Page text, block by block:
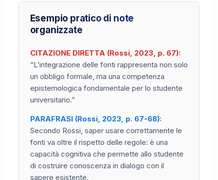
Esempio pratico di note
organizzate
CITAZIONE DIRETTA (Rossi, 2023, p. 67):
“L’integrazione delle fonti rappresenta non solo
un obbligo formale, ma una competenza
epistemologica fondamentale per lo studente
universitario.”
PARAFRASI (Rossi, 2023, p. 67-68):
Secondo Rossi, saper usare correttamente le
fonti va oltre il rispetto delle regole: è una
capacità cognitiva che permette allo studente
di costruire conoscenza in dialogo con il
sapere esistente.